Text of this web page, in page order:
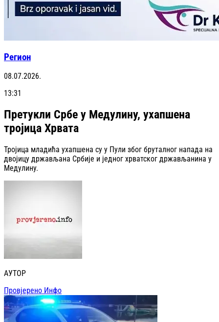
Регион
08.07.2026.
13:31
Претукли Србе у Медулину, ухапшена
тројица Хрвата
Тројица младића ухапшена су у Пули због бруталног напада на
двојицу држављана Србије и једног хрватског држављанина у
Медулину.
АУТОР
Провјерено Инфо